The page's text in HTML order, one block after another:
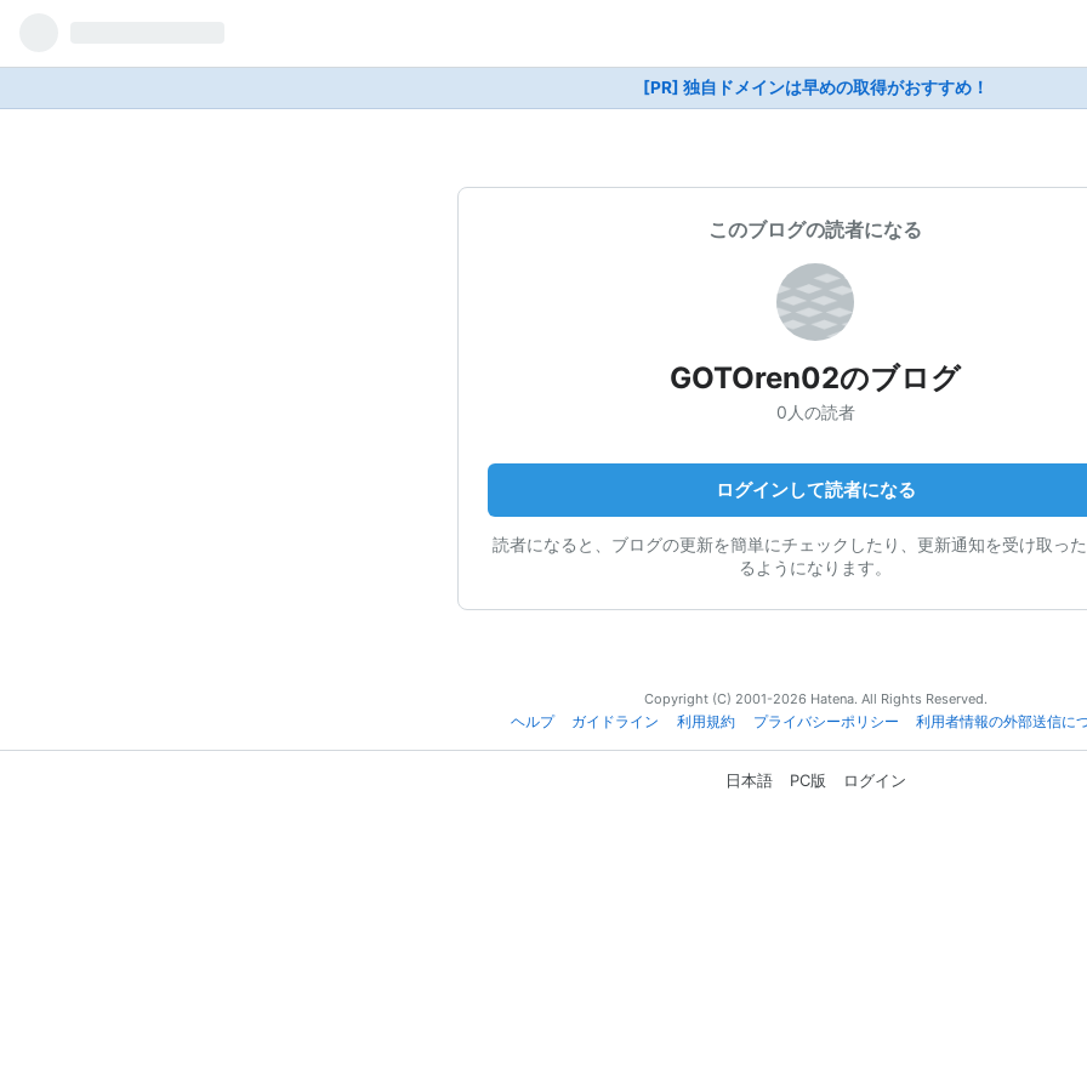
[PR] 独自ドメインは早めの取得がおすすめ！
このブログの読者になる
GOTOren02のブログ
0人の読者
ログインして読者になる
読者になると、ブログの更新を簡単にチェックしたり、更新通知を受け取っ
るようになります。
Copyright (C) 2001-2026 Hatena. All Rights Reserved.
ヘルプ
ガイドライン 利用規約 プライバシーポリシー 利用者情報の外部送信に
日本語 PC版 ログイン